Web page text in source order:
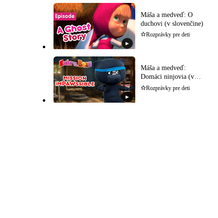
▶
Máša a medveď: O
duchovi (v slovenčine)
Rozprávky pre deti
▶
Máša a medveď:
Domáci ninjovia (v
slovenčine)
Rozprávky pre deti